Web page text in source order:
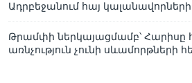
Ադրբեջանում հայ
Թրամփի ներկայացմամբ՝ Հարիսը
առնչություն չունի սևամորթների